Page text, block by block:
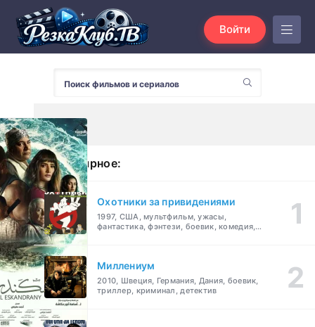
Войти
Популярное:
Охотники за привидениями
1997, США, мультфильм, ужасы,
фантастика, фэнтези, боевик, комедия,
Миллениум
2010, Швеция, Германия, Дания, боевик,
триллер, криминал, детектив